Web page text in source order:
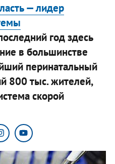
— лидер
год здесь
в большинстве
перинатальный
800 тыс. жителей,
скорой